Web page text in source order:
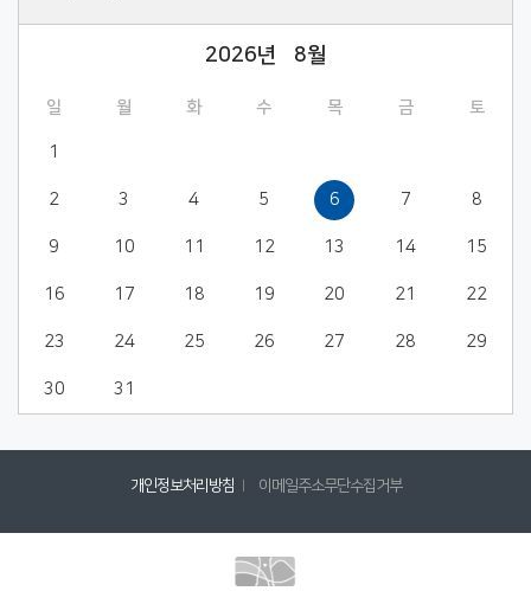
2026년 8월
일 월 화 수 목 금 토
1
2 3 4 5 6 7 8
9 10 11 12 13 14 15
16 17 18 19 20 21 22
23 24 25 26 27 28 29
30 31
개인정보처리방침 이메일주소무단수집거부